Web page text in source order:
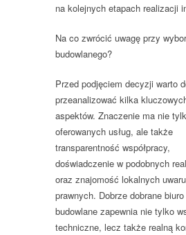
na kolejnych etapach realizacji
Na co zwrócić uwagę przy
budowlanego?
Przed podjęciem decyzji warto
przeanalizować kilka
aspektów. Znaczenie ma nie
oferowanych usług, ale także
transparentność współpracy,
doświadczenie w podobnych
oraz znajomość lokalnych
prawnych. Dobrze dobrane biuro
budowlane zapewnia nie tylko
techniczne, lecz także realną